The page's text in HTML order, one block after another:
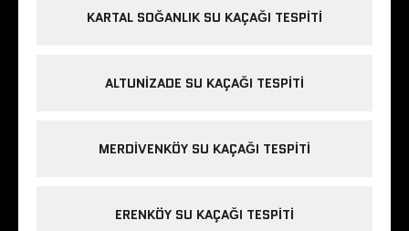
KARTAL SOĞANLIK SU KAÇAĞI TESPITI
ALTUNIZADE SU KAÇAĞI TESPITI
MERDIVENKÖY SU KAÇAĞI TESPITI
ERENKÖY SU KAÇAĞI TESPITI